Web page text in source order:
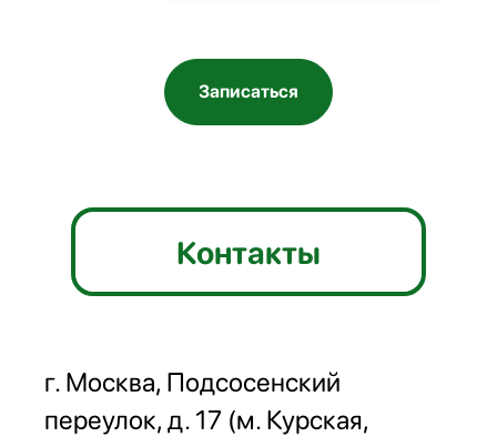
Записаться
Контакты
г. Москва, Подсосенский
переулок, д. 17 (м. Курская,